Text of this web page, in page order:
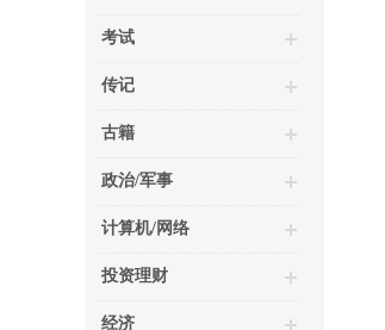
考试
传记
古籍
政治/军事
计算机/网络
投资理财
经济